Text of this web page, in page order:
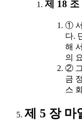
제 18
① 서
다.
해
의
② 그
금
스
제 5 장 마